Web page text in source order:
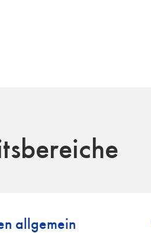
allgemein